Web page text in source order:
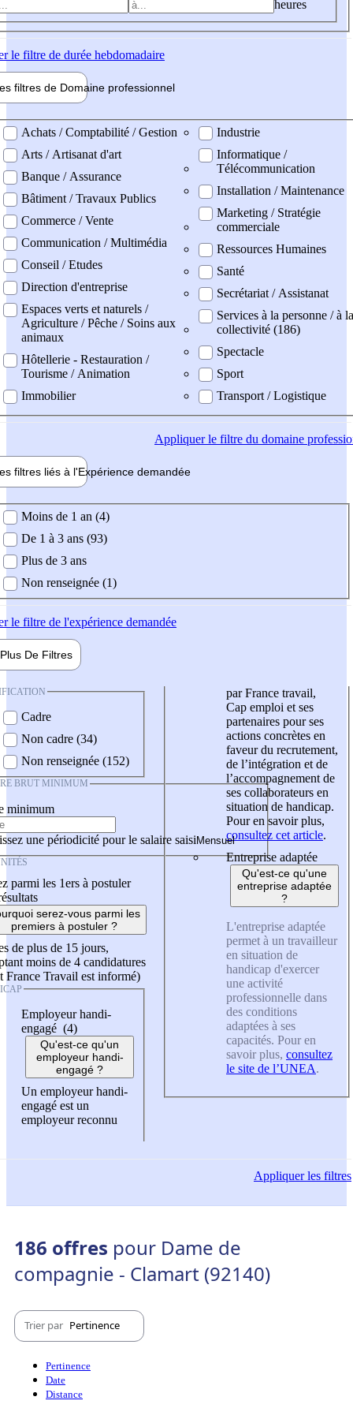
heures
le filtre de durée hebdomadaire
filtres de Domaine professionnel
professionel
Achats / Comptabilité / Gestion
Arts / Artisanat d'art
Banque / Assurance
Bâtiment / Travaux Publics
Commerce / Vente
Communication / Multimédia
Conseil / Etudes
Direction d'entreprise
Espaces verts et naturels /
Agriculture / Pêche / Soins aux
animaux
Hôtellerie - Restauration /
Tourisme / Animation
Immobilier
Industrie
Informatique /
Télécommunication
Installation / Maintenance
Marketing / Stratégie
commerciale
Ressources Humaines
Santé
Secrétariat / Assistanat
Services à la personne / à la
collectivité (186)
Spectacle
Sport
Transport / Logistique
Appliquerle filtre du domaine
filtres liés à l'Expérience demandée
demandée
Moins de 1 an (4)
De 1 à 3 ans (93)
Plus de 3 ans
Non renseignée (1)
le filtre de l'expérience demandée
Plus De Filtres
Cadre
Non cadre (34)
Non renseignée (152)
BRUT MINIMUM
minimum
une périodicité pour le salaire saisi
parmi les 1ers à postuler
serez-vous parmi les
premiers à postuler ?
de plus de 15 jours,
moins de 4 candidatures
France Travail est informé)
Employeur handi-
engagé (4)
Qu'est-ce qu'un
employeur handi-
engagé ?
Un employeur handi-
engagé est un
employeur reconnu
par France travail,
Cap emploi et ses
partenaires pour ses
actions concrètes en
faveur du recrutement,
de l’intégration et de
l’accompagnement de
ses collaborateurs en
situation de handicap.
Pour en savoir plus,
consultez cet article.
Entreprise adaptée
Qu'est-ce qu'une
entreprise adaptée
?
L'entreprise adaptée
permet à un travailleur
en situation de
handicap d'exercer
une activité
professionnelle dans
des conditions
adaptées à ses
capacités. Pour en
savoir plus, consultez
le site de l’UNEA.
Appliquerles filtres
186 offres pour Dame de
compagnie - Clamart (92140)
Trier par Pertinence
Pertinence
Date
Distance